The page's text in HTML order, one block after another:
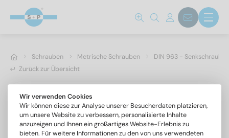
Schrauben Metrische Schrauben
DIN 963 -
Zurück zur Übersicht
Wir verwenden Cookies
Wir können diese zur Analyse unserer Besucherdaten platzieren,
um unsere Website zu verbessern, personalisierte Inhalte
anzuzeigen und Ihnen ein großartiges Website-Erlebnis zu
bieten. Für weitere Informationen zu den von uns verwendeten